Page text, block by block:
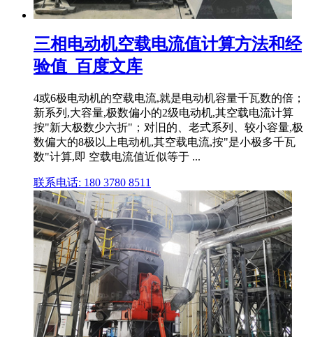
三相电动机空载电流值计算方法和经
验值_百度文库
4或6极电动机的空载电流,就是电动机容量千瓦数的倍；
新系列,大容量,极数偏小的2级电动机,其空载电流计算
按"新大极数少六折"；对旧的、老式系列、较小容量,极
数偏大的8极以上电动机,其空载电流,按"是小极多千瓦
数"计算,即 空载电流值近似等于 ...
联系电话: 180 3780 8511